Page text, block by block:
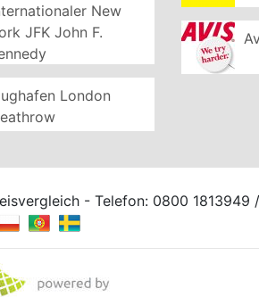
New
JFK John F.
London
- Telefon: 0800 1813949